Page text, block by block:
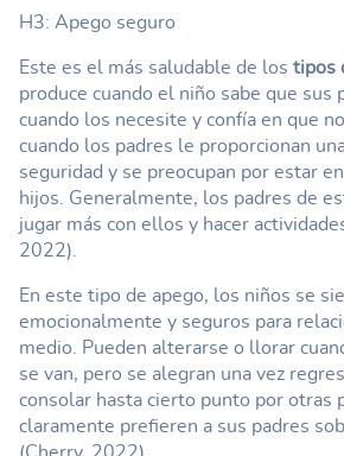
H3: Apego seguro
Este es el más saludable de los tipos
produce cuando el niño sabe que sus
cuando los necesite y confía en que
cuando los padres le proporcionan
seguridad y se preocupan por estar
hijos. Generalmente, los padres de
jugar más con ellos y hacer
2022).
En este tipo de apego, los niños se
emocionalmente y seguros para
medio. Pueden alterarse o llorar
se van, pero se alegran una vez
consolar hasta cierto punto por otras
claramente prefieren a sus padres
(Cherry, 2022).